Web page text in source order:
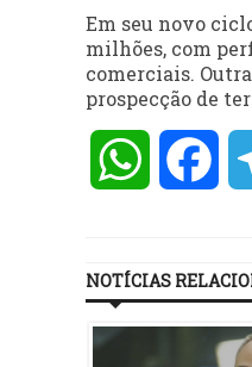
Em seu novo
milhões, com
comerciais.
prospecção de
WhatsApp
NOTÍCIAS